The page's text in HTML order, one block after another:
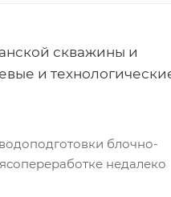
скважины и
и
блочно-
недалеко